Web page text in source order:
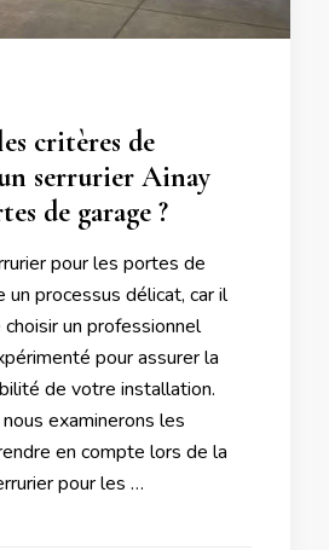
critères de
serrurier Ainay
de garage ?
pour les portes de
processus délicat, car il
un professionnel
pour assurer la
de votre installation.
examinerons les
en compte lors de la
pour les …